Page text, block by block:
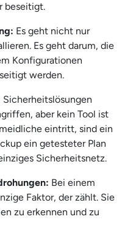
beseitigt.
Es geht nicht nur
Es geht darum, die
Konfigurationen
werden.
Sicherheitslösungen
aber kein Tool ist
eintritt, sind ein
ein getesteter Plan
Sicherheitsnetz.
Bei einem
Faktor, der zählt. Sie
zu erkennen und zu